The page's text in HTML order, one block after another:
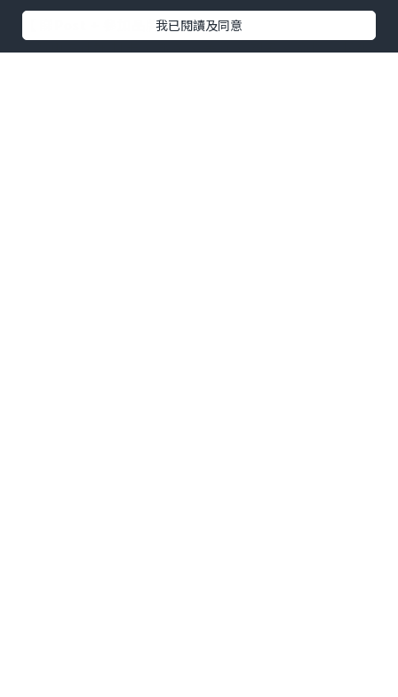
【 睇Post + 參加品牌活動 】
瀏覽更多社群打卡丶旅遊丶美食丶親子丶寵物丶扮靚
我已閱讀及同意